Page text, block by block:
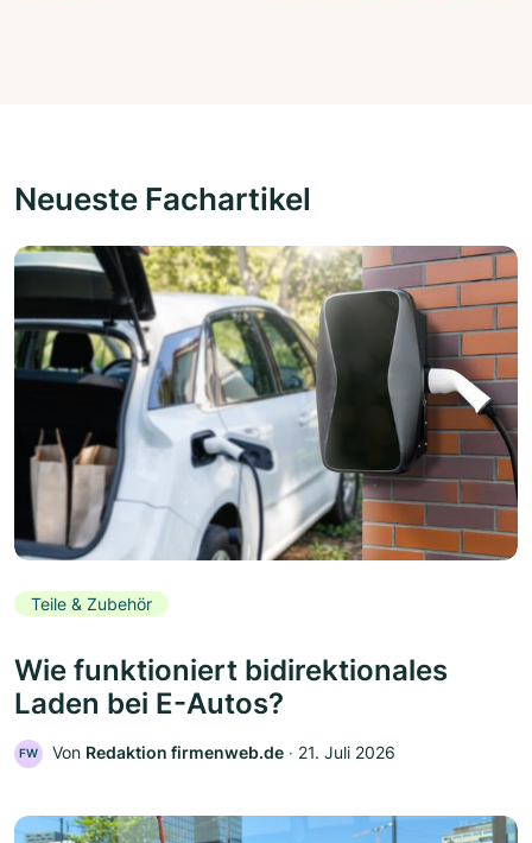
Neueste Fachartikel
Teile & Zubehör
Wie funktioniert bidirektionales
Laden bei E-Autos?
FW Von Redaktion firmenweb.de ‧ 21. Juli 2026